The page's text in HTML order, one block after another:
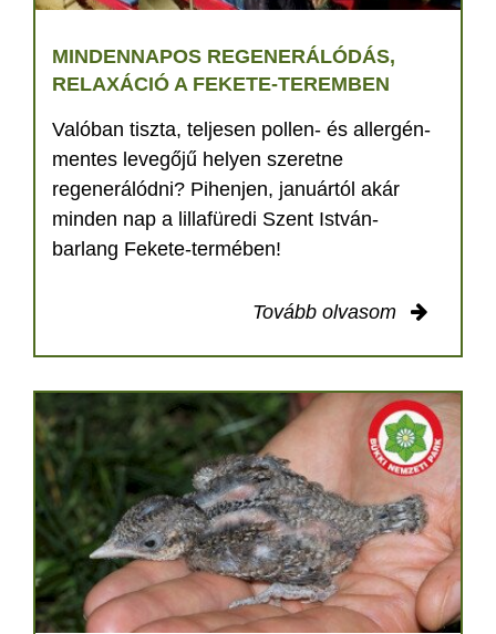
MINDENNAPOS REGENERÁLÓDÁS,
RELAXÁCIÓ A FEKETE-TEREMBEN
Valóban tiszta, teljesen pollen- és allergén-
mentes levegőjű helyen szeretne
regenerálódni? Pihenjen, januártól akár
minden nap a lillafüredi Szent István-
barlang Fekete-termében!
Tovább olvasom